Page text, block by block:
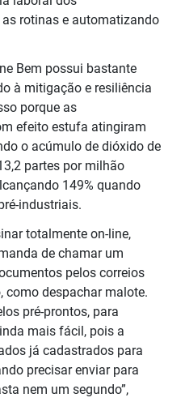
rotinas e automatizando
Bem possui bastante
à mitigação e resiliência
porque as
efeito estufa atingiram
o acúmulo de dióxido de
partes por milhão
149% quando
industriais.
totalmente on-line,
de chamar um
pelos correios
como despachar malote.
pré-prontos, para
mais fácil, pois a
já cadastrados para
precisar enviar para
nem um segundo”,